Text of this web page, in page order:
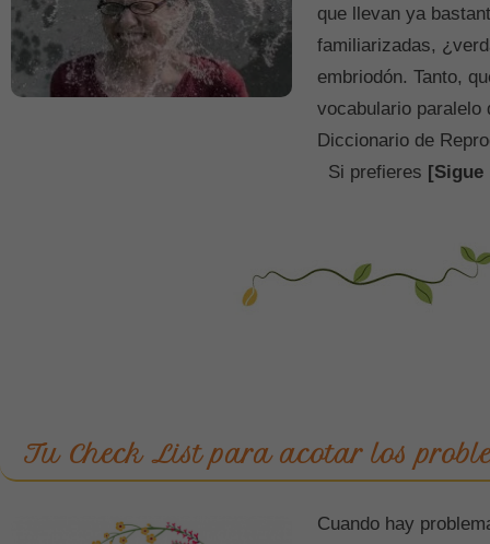
que llevan ya
familiarizadas,
embriodón. Tanto,
vocabulario paralelo
Diccionario de
Si prefieres [Sigue
Tu Check List para acotar los
Cuando hay